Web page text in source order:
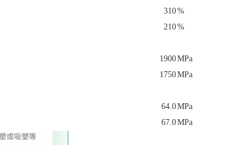
310%
210%
1900MPa
1750MPa
64.0MPa
67.0MPa